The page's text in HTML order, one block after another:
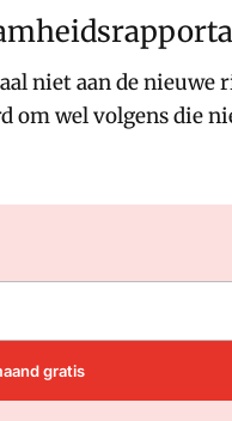
niet aan de
wel volgens die
gratis